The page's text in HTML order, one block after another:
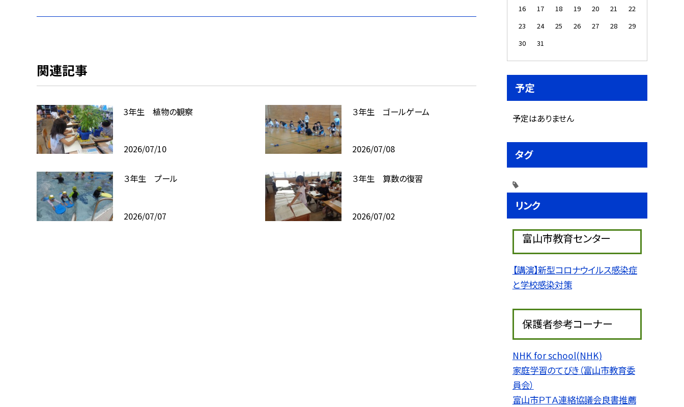
関連記事
3年生 植物の観察
2026/07/10
３年生 ゴールゲーム
2026/07/08
３年生 プール
2026/07/07
３年生 算数の復習
2026/07/02
16
17 18 19 20 21
22
23
24 25 26 27 28
29
30
31
予定
予定はありません
タグ
リンク
富山市教育センター
【講演】新型コロナウイルス感染症
と学校感染対策
保護者参考コーナー
NHK for school(NHK)
家庭学習のてびき（富山市教育委
員会）
富山市ＰＴＡ連絡協議会良書推薦